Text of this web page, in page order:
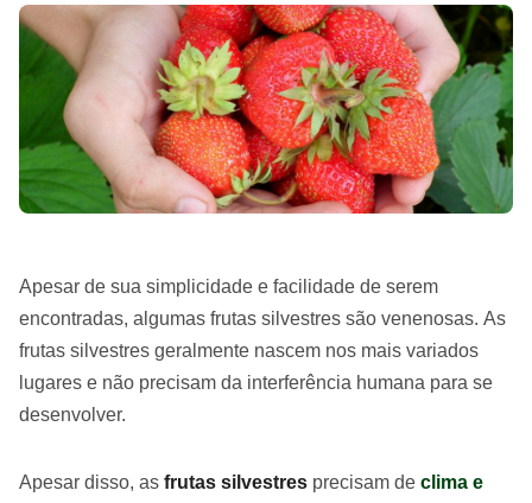
Apesar de sua simplicidade e facilidade de serem
encontradas, algumas frutas silvestres são venenosas. As
frutas silvestres geralmente nascem nos mais variados
lugares e não precisam da interferência humana para se
desenvolver.
Apesar disso, as frutas silvestres precisam de clima e